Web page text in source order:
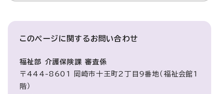
このページに関するお問い合わせ
福祉部 介護保険課 審査係
〒444-8601 岡崎市十王町2丁目9番地（福祉会館1
階）